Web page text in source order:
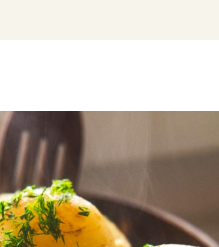
Νότια Αμερική και συγκεκριμένα από
της Χιλής και της Κολομβίας.
ιθαγενείς της Νότιας Αμερικής
πατάτα εδώ και περίπου 4.000